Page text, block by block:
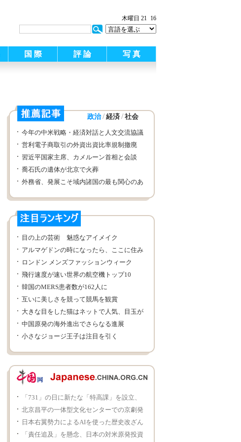
木曜日 21 16
国 際 評 論 写 真
政治 / 経済 / 社会
今年の中米戦略・経済対話と人文交流協議
を説明 中国外交部
営利電子商取引の外資出資比率規制撤廃
中国工業情報化部
習近平国家主席、カメルーン首相と会談
喬石氏の遺体が北京で火葬
外務省、発展こそ域内諸国の最も関心のあ
目の上の芸術 魅惑なアイメイク
アルマゲドンの時になったら、ここに住み
たい
ロンドン メンズファッションウィーク
飛行速度が速い世界の航空機トップ10
韓国のMERS患者数が162人に
互いに美しさを競って競馬を観賞
大きな目をした猫はネットで人気、目玉が
外に突き出し
中国原発の海外進出でさらなる進展
小さなジョージ王子は注目を引く